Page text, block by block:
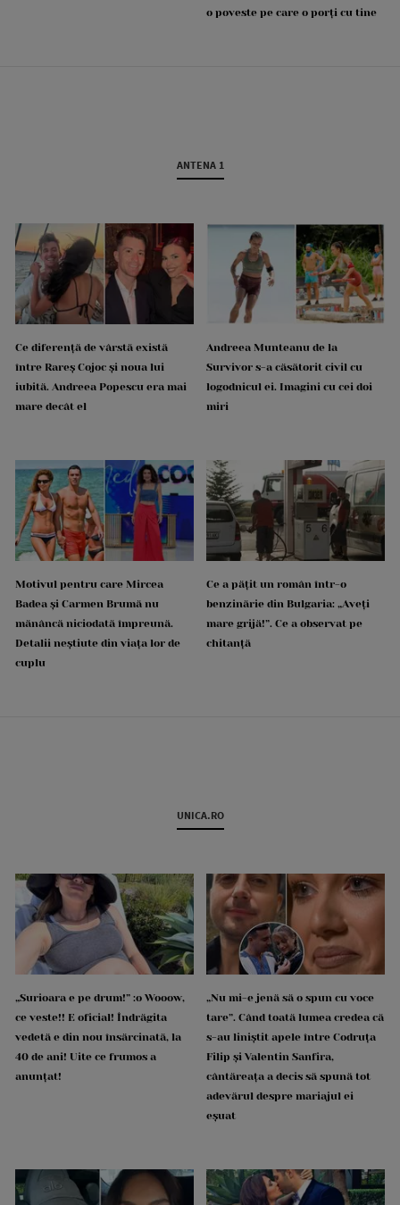
o poveste pe care o porți cu tine
ANTENA 1
Ce diferență de vârstă există
între Rareș Cojoc și noua lui
iubită. Andreea Popescu era mai
mare decât el
Andreea Munteanu de la
Survivor s-a căsătorit civil cu
logodnicul ei. Imagini cu cei doi
miri
Motivul pentru care Mircea
Badea și Carmen Brumă nu
mănâncă niciodată împreună.
Detalii neștiute din viața lor de
cuplu
Ce a pățit un român într-o
benzinărie din Bulgaria: „Aveți
mare grijă!”. Ce a observat pe
chitanță
UNICA.RO
„Surioara e pe drum!” :o Wooow,
ce veste!! E oficial! Îndrăgita
vedetă e din nou însărcinată, la
40 de ani! Uite ce frumos a
anunțat!
„Nu mi-e jenă să o spun cu voce
tare”. Când toată lumea credea că
s-au liniștit apele între Codruța
Filip și Valentin Sanfira,
cântăreața a decis să spună tot
adevărul despre mariajul ei
eșuat